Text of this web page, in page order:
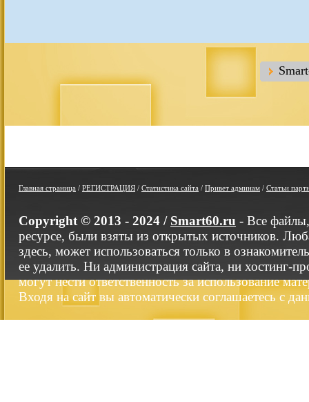
Главная страница / РЕГИСТРАЦИЯ / Статистика сайта / Привет админам / Статьи
Copyright © 2013 - 2024 / Smart60.ru - Все
ресурсе, были взяты из открытых источников.
здесь, может использоваться только в
ее удалить. Ни администрация сайта, ни хостинг-
могут нести ответственность за использование
Входя на сайт вы автоматически соглашаетесь с